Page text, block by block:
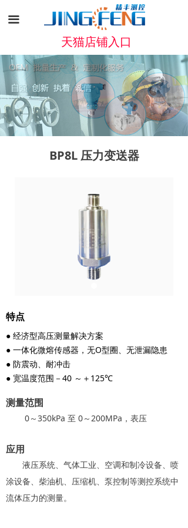
끀
天猫店铺入口
测量范围
0～350kPa 至 0～200MPa，表压
应用
液压系统、气体工业、空调和制冷设备、喷
涂设备、柴油机、压缩机、泵控制等测控系统中
流体压力的测量。
BP8L 压力变送器
特点
● 经济型高压测量解决方案
● 一体化微熔传感器，无O型圈、无泄漏隐患
● 防震动、耐冲击
● 宽温度范围－40 ～＋125℃